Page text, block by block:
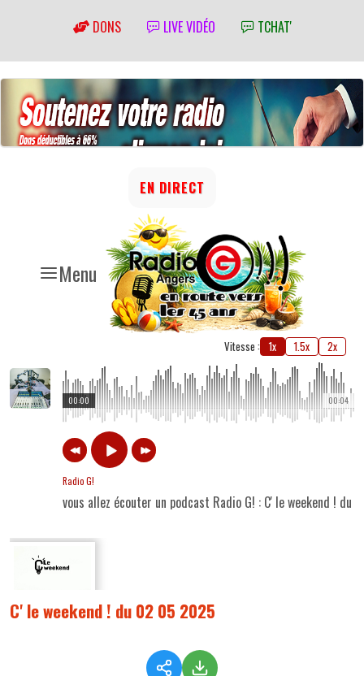
DONS LIVE VIDÉO TCHAT'
Menu
EN DIRECT
Vitesse : 1x 1.5x 2x
00:04
00:00
Radio G!
vous allez écouter un podcast Radio G! : C' le weekend ! du
C' le weekend ! du 02 05 2025